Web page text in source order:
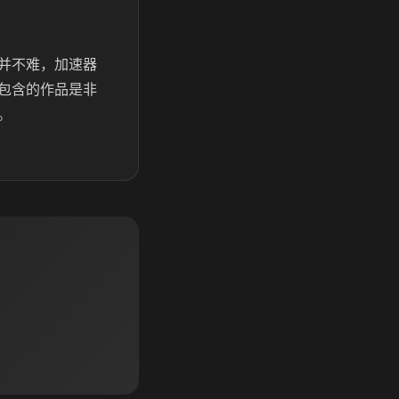
不难，加速器
含的作品是非